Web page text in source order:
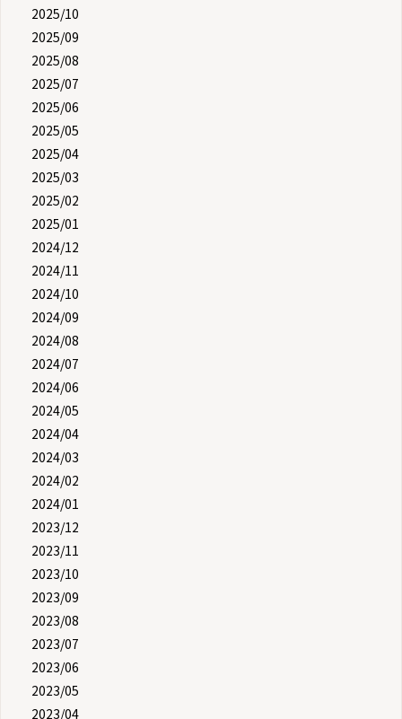
2025/10
2025/09
2025/08
2025/07
2025/06
2025/05
2025/04
2025/03
2025/02
2025/01
2024/12
2024/11
2024/10
2024/09
2024/08
2024/07
2024/06
2024/05
2024/04
2024/03
2024/02
2024/01
2023/12
2023/11
2023/10
2023/09
2023/08
2023/07
2023/06
2023/05
2023/04